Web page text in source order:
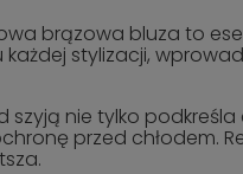
brązowa bluza to
stylizacji,
szyją nie tylko podkreśla
przed chłodem.